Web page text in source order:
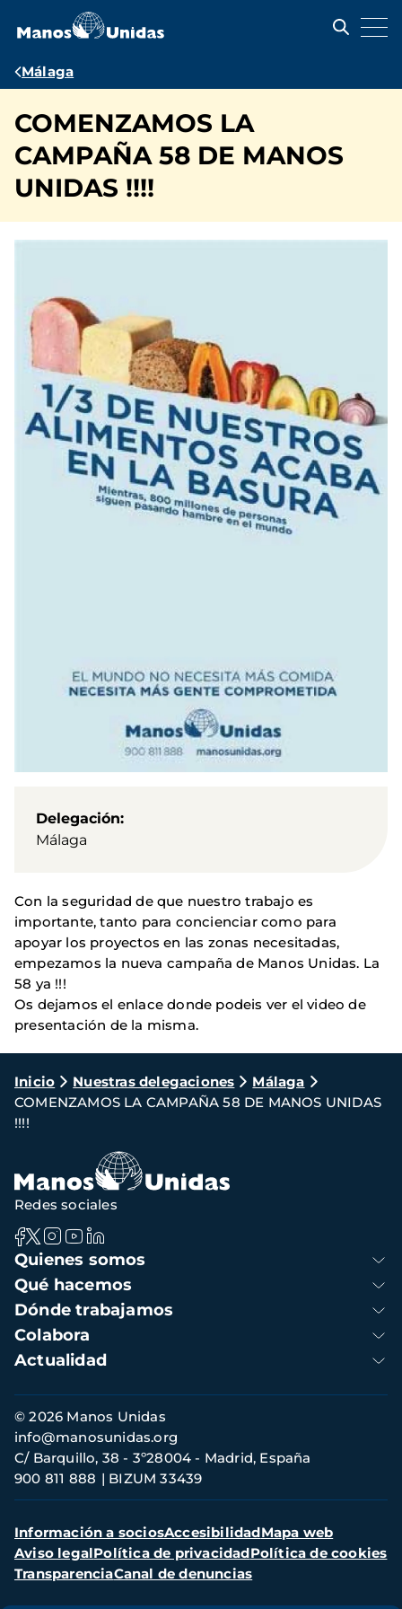
contenido
Ruta
navegación
Málaga
COMENZAMOS LA
CAMPAÑA 58 DE MANOS
UNIDAS !!!!
Delegación
Málaga
Con la seguridad de que nuestro trabajo es
importante, tanto para concienciar como para
apoyar los proyectos en las zonas necesitadas,
empezamos la nueva campaña de Manos Unidas. La
58 ya !!!
Os dejamos el enlace donde podeis ver el video de
presentación de la misma.
Ruta
de
navegación
Inicio Nuestras delegaciones
Málaga
COMENZAMOS LA CAMPAÑA 58 DE MANOS UNIDAS
!!!!
Navegación
principal
Quienes somos
Qué hacemos
Dónde trabajamos
Colabora
Actualidad
Redes sociales
Información
de
contacto
© 2026 Manos Unidas
C/ Barquillo, 38 - 3º28004 - Madrid, España
900 811 888
BIZUM 33439
info@manosunidas.org
Menú
secundario
Información a sociosAccesibilidadMapa web
Aviso legalPolítica de privacidadPolítica de cookies
TransparenciaCanal de denuncias